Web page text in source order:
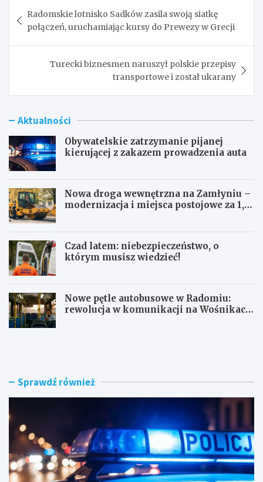
wpisu
Radomskie lotnisko Sadków zasila swoją siatkę
połączeń, uruchamiając kursy do Prewezy w Grecji
Turecki biznesmen naruszył polskie przepisy
transportowe i został ukarany
Aktualności
Obywatelskie zatrzymanie pijanej
kierującej z zakazem prowadzenia auta
Nowa droga wewnętrzna na Zamłyniu –
modernizacja i miejsca postojowe za 1,1
Czad latem: niebezpieczeństwo, o
którym musisz wiedzieć!
Nowe pętle autobusowe w Radomiu:
rewolucja w komunikacji na Wośnikach,
O
t
s
k
z
a
N
r
a
w
n
ę
Sprawdź również